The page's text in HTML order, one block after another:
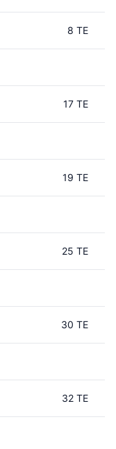
8 TE
17 TE
19 TE
25 TE
30 TE
32 TE